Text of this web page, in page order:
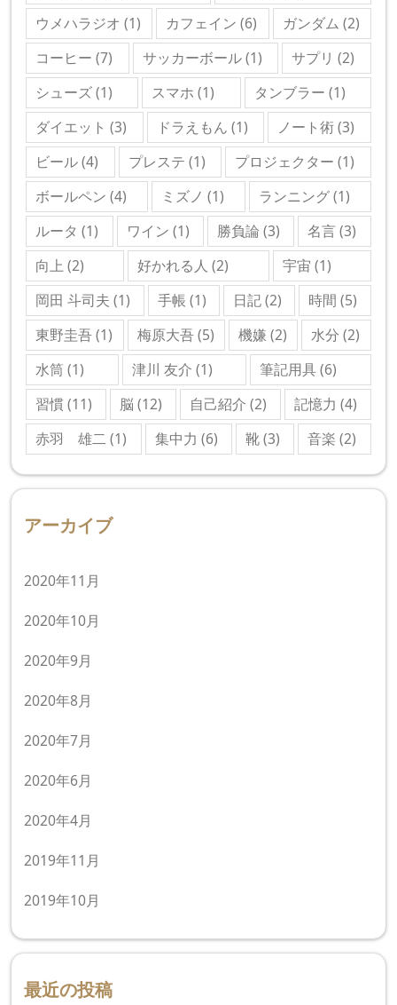
ウメハラジオ (1) カフェイン (6) ガンダム (2)
コーヒー (7) サッカーボール(1) サプリ (2)
シューズ(1) スマホ (1) タンブラー (1)
ダイエット (3) ドラえもん (1) ノート術(3)
ビール(4) プレステ (1) プロジェクター (1)
ボールペン (4) ミズノ (1) ランニング(1)
ルータ (1) ワイン (1) 勝負論 (3) 名言 (3)
向上 (2) 好かれる人 (2) 宇宙 (1)
岡田 斗司夫 (1) 手帳 (1) 日記(2) 時間 (5)
東野圭吾(1) 梅原大吾(5) 機嫌 (2) 水分 (2)
水筒 (1) 津川 友介 (1) 筆記用具(6)
習慣(11) 脳 (12) 自己紹介 (2) 記憶力 (4)
赤羽 雄二 (1) 集中力 (6) 靴(3) 音楽 (2)
アーカイブ
2020年11月
2020年10月
2020年9月
2020年8月
2020年7月
2020年6月
2020年4月
2019年11月
2019年10月
最近の投稿